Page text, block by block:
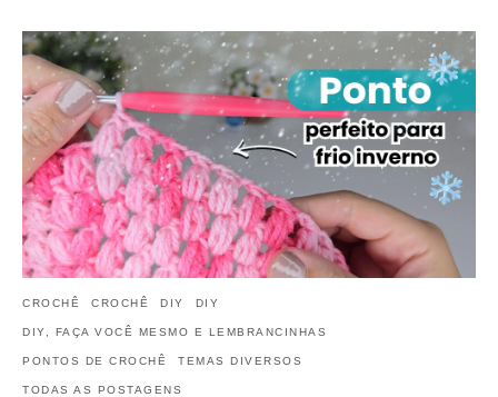
CROCHÊ CROCHÊ DIY DIY
DIY, FAÇA VOCÊ MESMO E LEMBRANCINHAS
PONTOS DE CROCHÊ TEMAS DIVERSOS
TODAS AS POSTAGENS